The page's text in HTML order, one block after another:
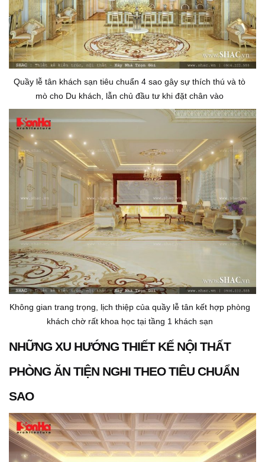
Quầy lễ tân khách sạn tiêu chuẩn 4 sao gây sự thích thú và tò
mò cho Du khách, lẫn chủ đầu tư khi đặt chân vào
Không gian trang trọng, lịch thiệp của quầy lễ tân kết hợp phòng
khách chờ rất khoa học tại tầng 1 khách sạn
NHỮNG XU HƯỚNG THIẾT KẾ NỘI THẤT
PHÒNG ĂN TIỆN NGHI THEO TIÊU CHUẨN
SAO